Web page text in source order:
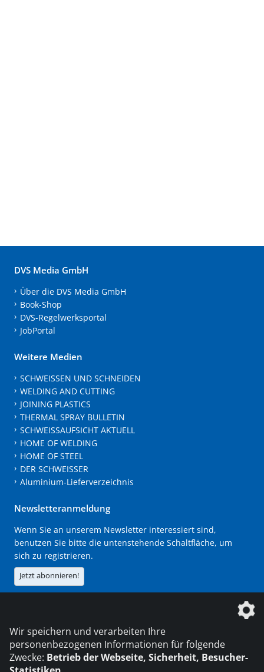
DVS Media GmbH
Über die DVS Media GmbH
Book-Shop
DVS-Regelwerksportal
JobPortal
Weitere Medien
SCHWEISSEN UND SCHNEIDEN
WELDING AND CUTTING
JOINING PLASTICS
THERMAL SPRAY BULLETIN
SCHWEISSAUFSICHT AKTUELL
HOME OF WELDING
HOME OF STEEL
DER SCHWEISSER
Aluminium-Lieferverzeichnis
Newsletteranmeldung
Wenn Sie an unserem Newsletter interessiert sind,
benutzen Sie bitte die untenstehende Schaltfläche, um
sich zu registrieren.
Jetzt abonnieren!
Die DVS Media GmbH ist ein Unternehmen der
Wir speichern und verarbeiten Ihre
personenbezogenen Informationen für folgende
Zwecke: Betrieb der Webseite, Sicherheit, Besucher-